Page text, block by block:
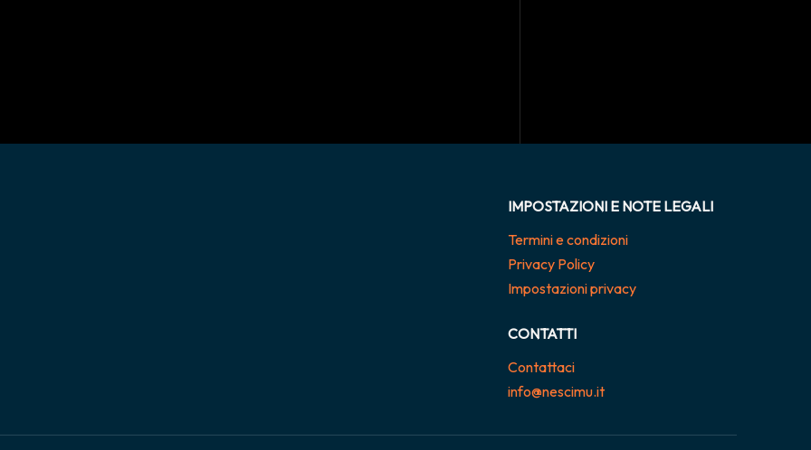
IMPOSTAZIONI E NOTE LEGALI
Termini e condizioni
Privacy Policy
Impostazioni privacy
CONTATTI
Contattaci
info@nescimu.it